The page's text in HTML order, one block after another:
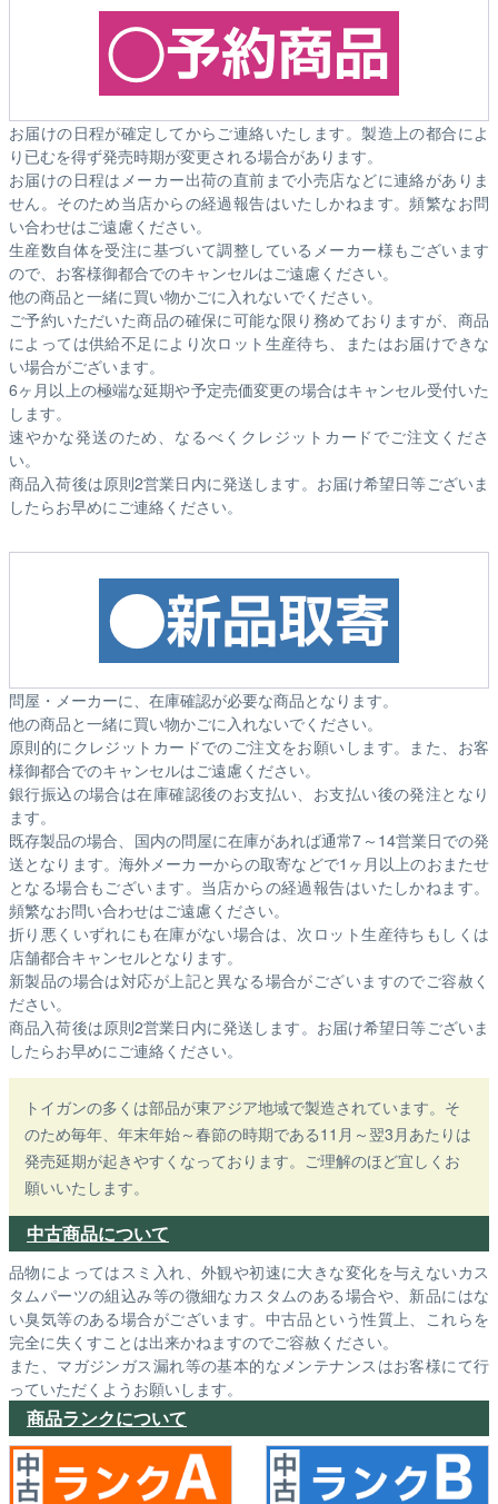
お届けの日程が確定してからご連絡いたします。製造上の都合によ
り已むを得ず発売時期が変更される場合があります。
お届けの日程はメーカー出荷の直前まで小売店などに連絡がありま
せん。そのため当店からの経過報告はいたしかねます。頻繁なお問
い合わせはご遠慮ください。
生産数自体を受注に基づいて調整しているメーカー様もございます
ので、お客様御都合でのキャンセルはご遠慮ください。
他の商品と一緒に買い物かごに入れないでください。
ご予約いただいた商品の確保に可能な限り務めておりますが、商品
によっては供給不足により次ロット生産待ち、またはお届けできな
い場合がございます。
6ヶ月以上の極端な延期や予定売価変更の場合はキャンセル受付いた
します。
速やかな発送のため、なるべくクレジットカードでご注文くださ
い。
商品入荷後は原則2営業日内に発送します。お届け希望日等ございま
したらお早めにご連絡ください。
問屋・メーカーに、在庫確認が必要な商品となります。
他の商品と一緒に買い物かごに入れないでください。
原則的にクレジットカードでのご注文をお願いします。また、お客
様御都合でのキャンセルはご遠慮ください。
銀行振込の場合は在庫確認後のお支払い、お支払い後の発注となり
ます。
既存製品の場合、国内の問屋に在庫があれば通常7～14営業日での発
送となります。海外メーカーからの取寄などで1ヶ月以上のおまたせ
となる場合もございます。 当店からの経過報告はいたしかねます。
頻繁なお問い合わせはご遠慮ください。
折り悪くいずれにも在庫がない場合は、次ロット生産待ちもしくは
店舗都合キャンセルとなります。
新製品の場合は対応が上記と異なる場合がございますのでご容赦く
ださい。
商品入荷後は原則2営業日内に発送します。お届け希望日等ございま
したらお早めにご連絡ください。
トイガンの多くは部品が東アジア地域で製造されています。そ
のため毎年、年末年始～春節の時期である11月～翌3月あたりは
発売延期が起きやすくなっております。ご理解のほど宜しくお
願いいたします。
中古商品について
品物によってはスミ入れ、外観や初速に大きな変化を与えないカス
タムパーツの組込み等の微細なカスタムのある場合や、新品にはな
い臭気等のある場合がございます。中古品という性質上、これらを
完全に失くすことは出来かねますのでご容赦ください。
また、マガジンガス漏れ等の基本的なメンテナンスはお客様にて行
っていただくようお願いします。
商品ランクについて